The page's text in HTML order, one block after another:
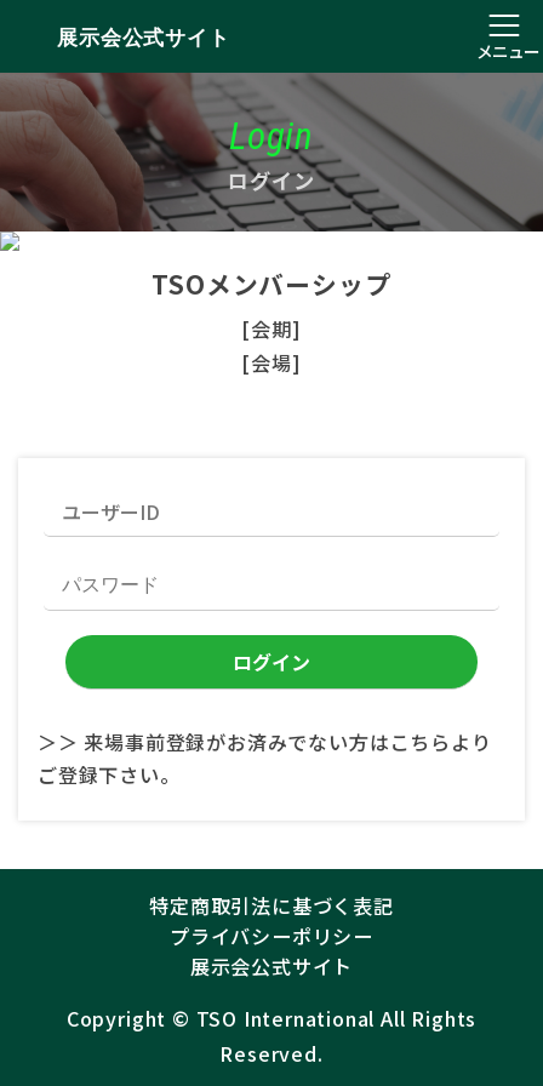
展示会公式サイト
メニュー
Login
ログイン
TSOメンバーシップ
[会期]
[会場]
＞＞ 来場事前登録がお済みでない方はこちらより
ご登録下さい。
特定商取引法に基づく表記
プライバシーポリシー
展示会公式サイト
Copyright ©︎ TSO International All Rights
Reserved.